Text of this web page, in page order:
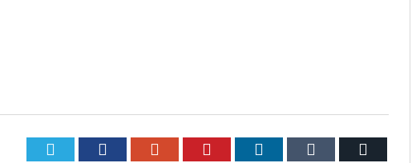
Twitter Facebook Google+ Pinterest LinkedIn Tumblr